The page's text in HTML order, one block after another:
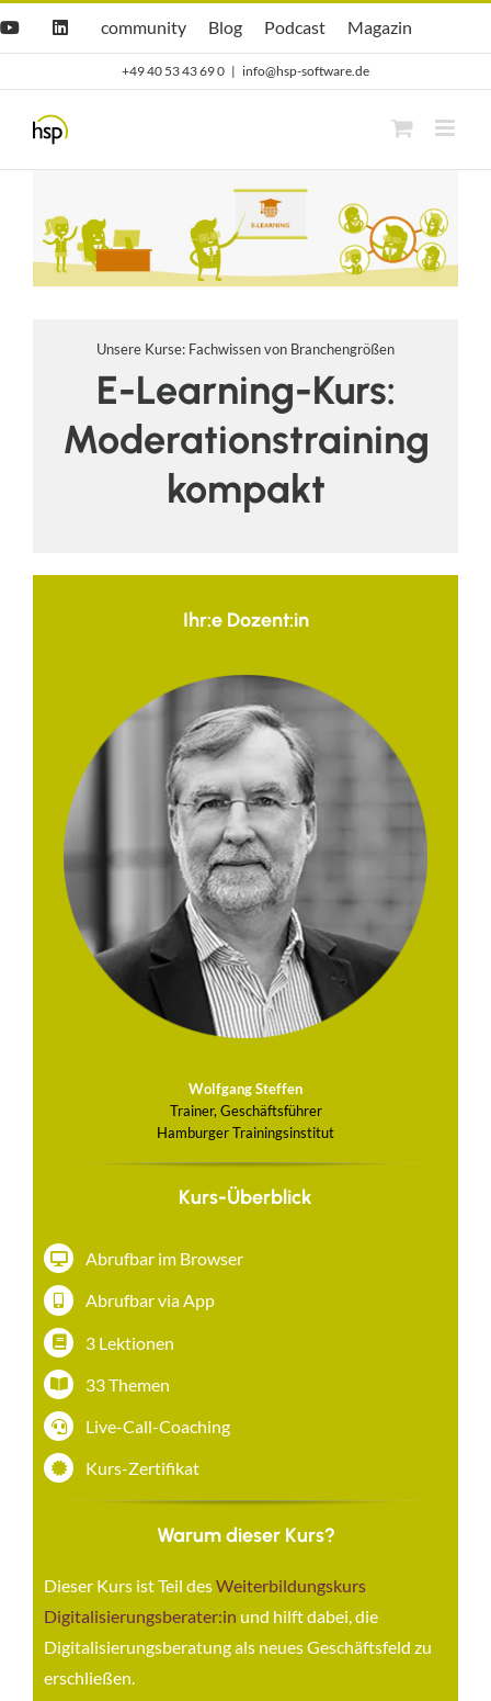
YouTubeLinkedIn
Hsp
community
community
hsp
Blog
Blog Opti.Cast
Podcast Opti.Mag
Magazin
+49 40 53 43 69 0 | info@hsp-software.de
Unsere Kurse: Fachwissen von Branchengrößen
E-Learning-Kurs:
Moderationstraining
kompakt
Ihr:e Dozent:in
Wolfgang Steffen
Trainer, Geschäftsführer
Hamburger Trainingsinstitut
Kurs-Überblick
Abrufbar im Browser
Abrufbar via App
3 Lektionen
33 Themen
Live-Call-Coaching
Kurs-Zertifikat
Warum dieser Kurs?
Dieser Kurs ist Teil desWeiterbildungskurs
Digitalisierungsberater:in und hilft dabei, die
Digitalisierungsberatung als neues Geschäftsfeld zu
erschließen.